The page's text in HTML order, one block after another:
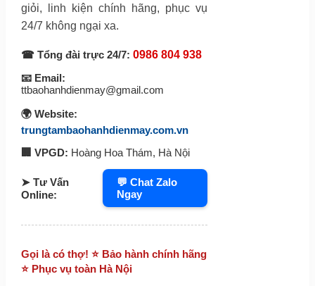
giỏi, linh kiện chính hãng, phục vụ
24/7 không ngại xa.
☎ Tổng đài trực 24/7: 0986 804 938
📧 Email:
ttbaohanhdienmay@gmail.com
🌍 Website:
trungtambaohanhdienmay.com.vn
🏢 VPGD: Hoàng Hoa Thám, Hà Nội
➤ Tư Vấn
Online:
💬 Chat Zalo
Ngay
Gọi là có thợ! ⭐ Bảo hành chính hãng
⭐ Phục vụ toàn Hà Nội